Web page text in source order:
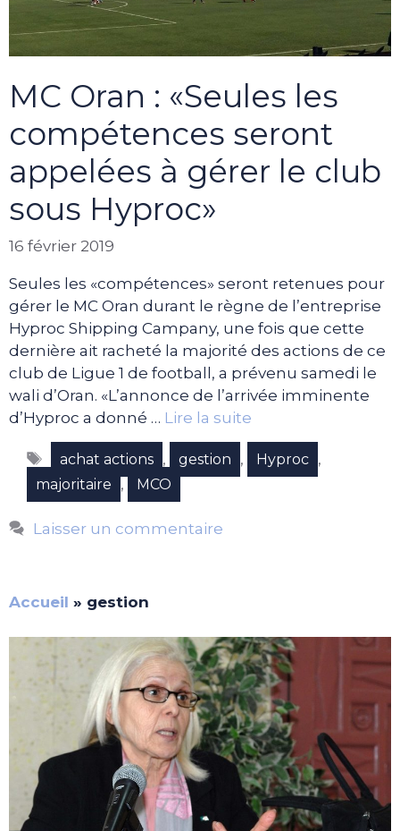
MC Oran : «Seules les
compétences seront
appelées à gérer le club
sous Hyproc»
16 février 2019
Seules les «compétences» seront retenues pour
gérer le MC Oran durant le règne de l’entreprise
Hyproc Shipping Campany, une fois que cette
dernière ait racheté la majorité des actions de ce
club de Ligue 1 de football, a prévenu samedi le
wali d’Oran. «L’annonce de l’arrivée imminente
d’Hyproc a donné … Lire la suite
Étiquettes
achat actions , gestion , Hyproc ,
majoritaire , MCO
Laisser un commentaire
Accueil » gestion